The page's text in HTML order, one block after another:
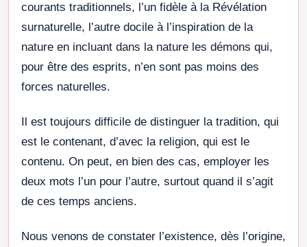
courants traditionnels, l’un fidèle à la Révélation
surnaturelle, l’autre docile à l’inspiration de la
nature en incluant dans la nature les démons qui,
pour être des esprits, n’en sont pas moins des
forces naturelles.
Il est toujours difficile de distinguer la tradition, qui
est le contenant, d’avec la religion, qui est le
contenu. On peut, en bien des cas, employer les
deux mots l’un pour l’autre, surtout quand il s’agit
de ces temps anciens.
Nous venons de constater l’existence, dès l’origine,